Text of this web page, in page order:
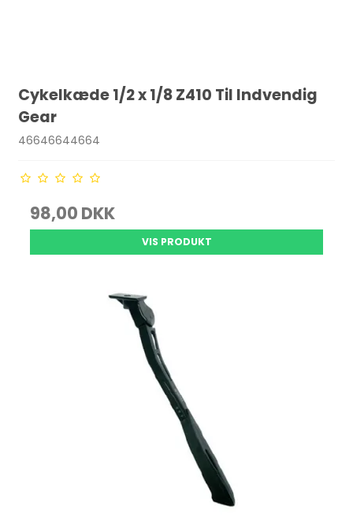
Cykelkæde 1/2 x 1/8 Z410 Til Indvendig
Gear
46646644664
98,00 DKK
VIS PRODUKT